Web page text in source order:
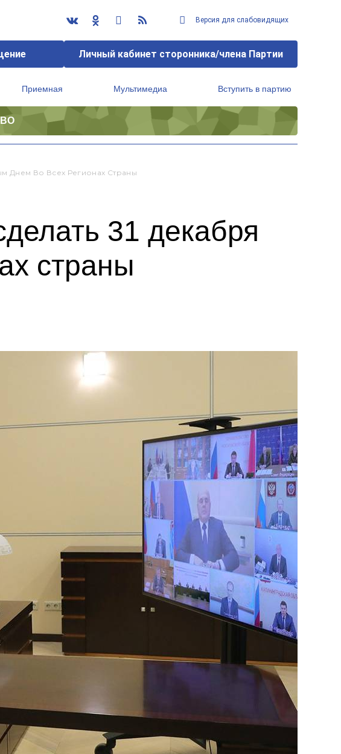
Версия для слабовидящих
Личный кабинет сторонника/члена Партии
Приемная Мультимедиа Вступить в партию
Днем Во Всех Регионах Страны
31 декабря
страны